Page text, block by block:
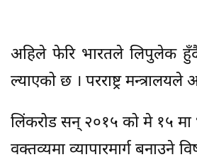
अहिले फेरि भारतले लिपुलेक हुँदै
ल्याएको छ । परराष्ट्र
लिंकरोड सन् २०१५ को मे १५ मा
वक्तव्यमा व्यापारमार्ग